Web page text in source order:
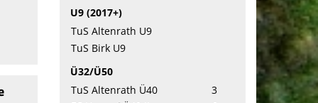
U9 (2017+)
TuS Altenrath U9
TuS Birk U9
Ü32/Ü50
TuS Altenrath Ü40
3